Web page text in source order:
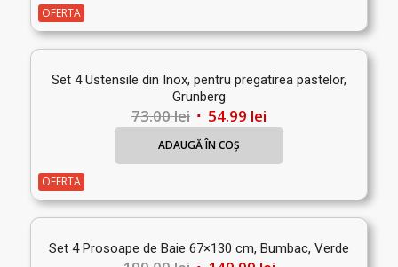
68.00 lei.
OFERTA
Set 4 Ustensile din Inox, pentru pregatirea pastelor,
Grunberg
73.00lei Prețul
inițial
73.00 lei.
54.99 leiPrețul
curent
este:
ADAUGĂ ÎN COȘ
OFERTA
Set 4 Prosoape de Baie 67×130 cm, Bumbac, Verde